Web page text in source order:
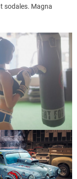
sodales. Magna